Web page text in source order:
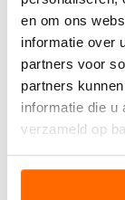
en om ons
informatie over
partners voor
partners
informatie die u
verzameld op